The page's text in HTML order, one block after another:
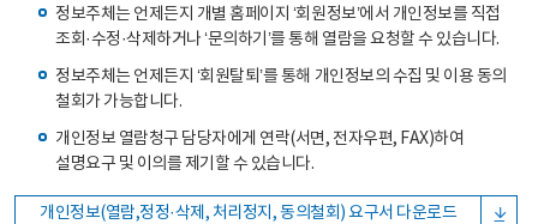
정보주체는 언제든지 개별 홈페이지 ‘회원정보’에서 개인정보를 직접
조회·수정·삭제하거나 ‘문의하기’를 통해 열람을 요청할 수 있습니다.
정보주체는 언제든지 ‘회원탈퇴’를 통해 개인정보의 수집 및 이용 동의
철회가 가능합니다.
개인정보 열람청구 담당자에게 연락(서면, 전자우편, FAX)하여
설명요구 및 이의를 제기할 수 있습니다.
개인정보(열람,정정·삭제, 처리정지, 동의철회) 요구서 다운로드